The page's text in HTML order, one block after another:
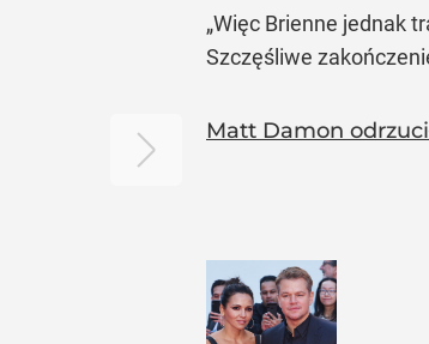
„Więc Brienne jednak
Szczęśliwe
Matt Damon